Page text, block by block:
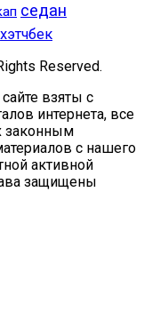
седан
хэтчбек
Reserved.
взяты с
интернета, все
законным
с нашего
активной
защищены